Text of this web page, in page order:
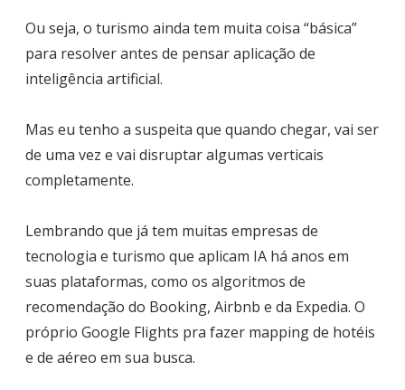
Ou seja, o turismo ainda tem muita coisa “básica”
para resolver antes de pensar aplicação de
inteligência artificial.
Mas eu tenho a suspeita que quando chegar, vai ser
de uma vez e vai disruptar algumas verticais
completamente.
Lembrando que já tem muitas empresas de
tecnologia e turismo que aplicam IA há anos em
suas plataformas, como os algoritmos de
recomendação do Booking, Airbnb e da Expedia. O
próprio Google Flights pra fazer mapping de hotéis
e de aéreo em sua busca.